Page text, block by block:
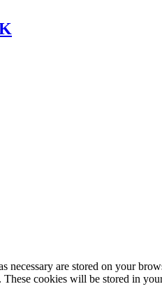
are stored on your
These cookies will be stored in